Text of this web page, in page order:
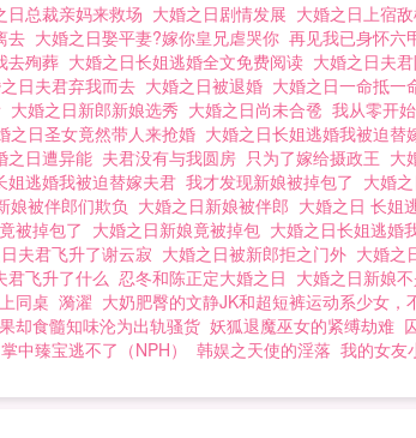
日总裁亲妈来救场 大婚之日剧情发展 大婚之日上宿
去 大婚之日娶平妻?嫁你皇兄虐哭你 再见我已身怀六
去殉葬 大婚之日长姐逃婚全文免费阅读 大婚之日夫
日夫君弃我而去 大婚之日被退婚 大婚之日一命抵一
大婚之日新郎新娘选秀 大婚之日尚未合卺 我从零开
之日圣女竟然带人来抢婚 大婚之日长姐逃婚我被迫替
之日遭异能 夫君没有与我圆房 只为了嫁给摄政王 大
姐逃婚我被迫替嫁夫君 我才发现新娘被掉包了 大婚
娘被伴郎们欺负 大婚之日新娘被伴郎 大婚之日 长姐
被掉包了 大婚之日新娘竟被掉包 大婚之日长姐逃婚
夫君飞升了谢云寂 大婚之日被新郎拒之门外 大婚之
君飞升了什么 忍冬和陈正定大婚之日 大婚之日新娘
同桌 漪濯 大奶肥臀的文静JK和超短裤运动系少女
却食髓知味沦为出轨骚货 妖狐退魔巫女的紧缚劫难
掌中臻宝逃不了（NPH） 韩娱之天使的淫落 我的女友